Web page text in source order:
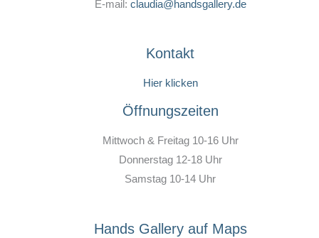
E-mail: claudia@handsgallery.de
Kontakt
Hier klicken
Öffnungszeiten
Mittwoch & Freitag 10-16 Uhr
Donnerstag 12-18 Uhr
Samstag 10-14 Uhr
Hands Gallery auf Maps